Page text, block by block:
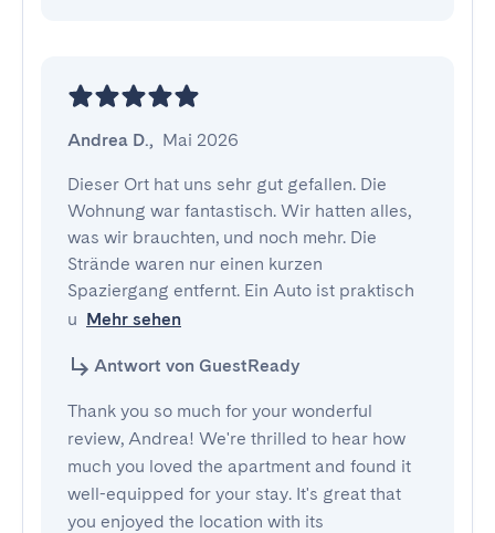
Andrea D., Mai 2026
Dieser Ort hat uns sehr gut gefallen. Die
Wohnung war fantastisch. Wir hatten alles,
was wir brauchten, und noch mehr. Die
Strände waren nur einen kurzen
Spaziergang entfernt. Ein Auto ist praktisch
u Mehr sehen
Antwort von GuestReady
Thank you so much for your wonderful
review, Andrea! We're thrilled to hear how
much you loved the apartment and found it
well-equipped for your stay. It's great that
you enjoyed the location with its